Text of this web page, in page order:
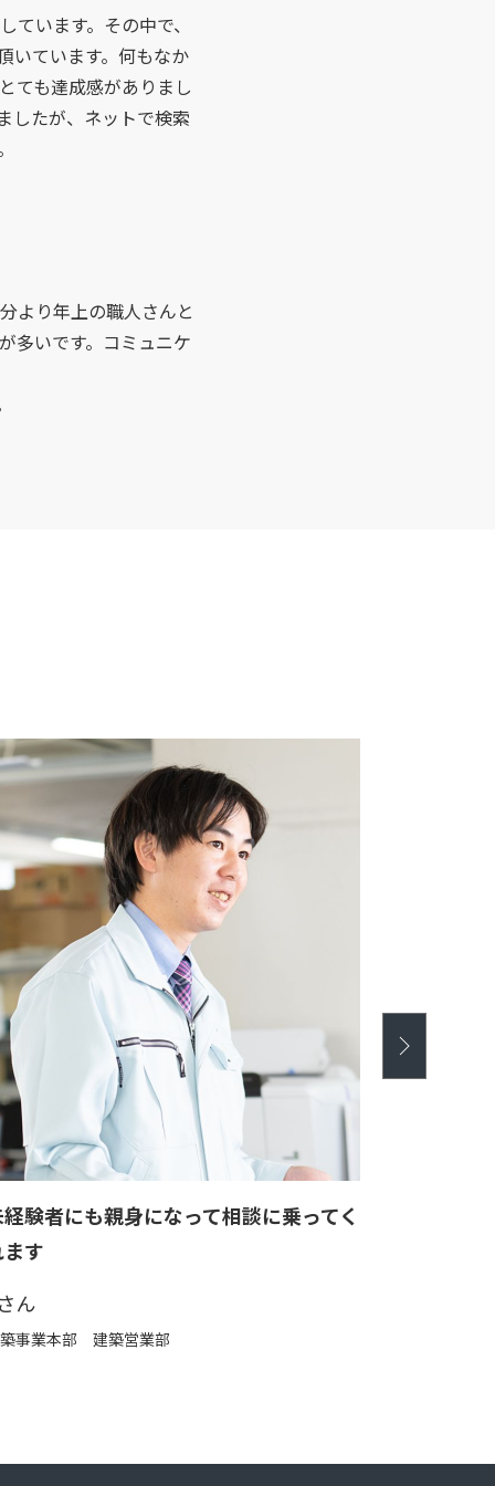
います。その中で、
いています。何もなか
ても達成感がありまし
したが、ネットで検索
より年上の職人さんと
多いです。コミュニケ
験者にも親身になって相談に乗ってく
す
ん
事業本部 建築営業部